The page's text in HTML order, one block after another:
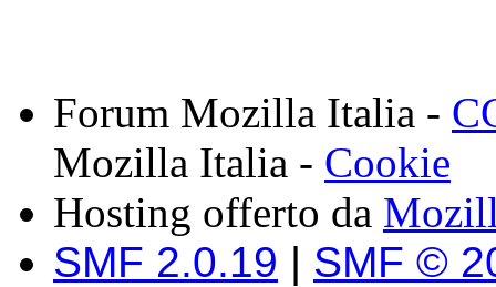
Forum Mozilla Italia -
Mozilla Italia - Cookie
Hosting offerto da
SMF 2.0.19 | SMF ©